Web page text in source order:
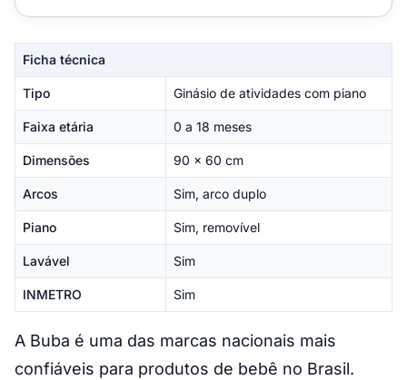
Ficha técnica
Tipo Ginásio de atividades com piano
Faixa etária 0 a 18 meses
Dimensões 90 x 60 cm
Arcos Sim, arco duplo
Piano Sim, removível
Lavável Sim
INMETRO Sim
A Buba é uma das marcas nacionais mais
confiáveis para produtos de bebê no Brasil.